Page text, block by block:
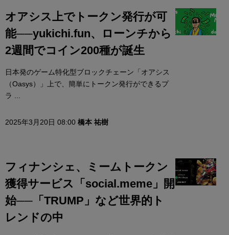
オアシス上でトークン発行が可
能──yukichi.fun、ローンチから
2週間でコイン200種が誕生
日本発のゲーム特化型ブロックチェーン「オアシス
（Oasys）」上で、簡単にトークン発行ができるプ
ラ ...
2025年3月20日 08:00 橋本 祐樹
フィナンシェ、ミームトークン
獲得サービス「social.meme」開
始──「TRUMP」など世界的ト
レンドの中